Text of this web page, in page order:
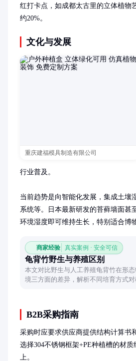
红打卡点，如成都太古里的立体植物
约20%。
文化与发展
重庆建福模具制造有限公司
行业普及。
当前趋势是向智能化发展，集成土壤
系统等。日本最新研发的苔藓墙面甚
环境湿度即可维持生长，特别适合博
商家经验 真实案例 · 安全可信
龟背竹野生与养殖区别
本文对比野生与人工养殖龟背竹在形
境三方面的差异，解析不同培育方式
B2B采购指南
采购时应要求供应商提供结构计算书
选择304不锈钢框架+PE种植槽的材
上。